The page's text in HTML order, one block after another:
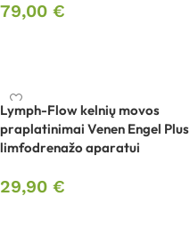
79,00 €
Lymph-Flow kelnių movos
praplatinimai Venen Engel Plus
limfodrenažo aparatui
29,90 €